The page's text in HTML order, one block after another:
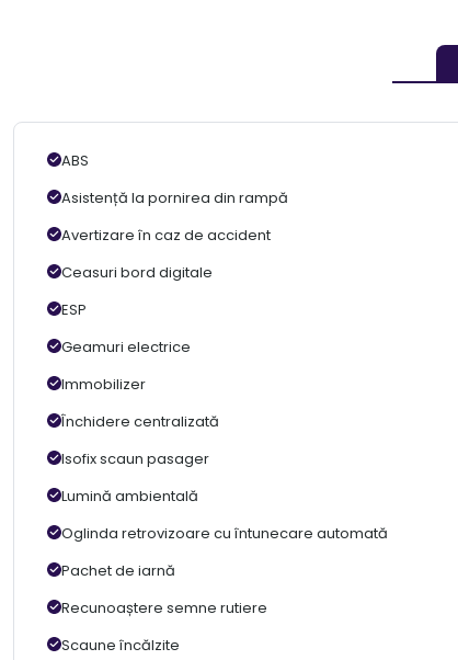
ABS
Asistență la pornirea din rampă
Avertizare în caz de accident
Ceasuri bord digitale
ESP
Geamuri electrice
Immobilizer
Închidere centralizată
Isofix scaun pasager
Lumină ambientală
Oglinda retrovizoare cu întunecare automată
Pachet de iarnă
Recunoaștere semne rutiere
Scaune încălzite